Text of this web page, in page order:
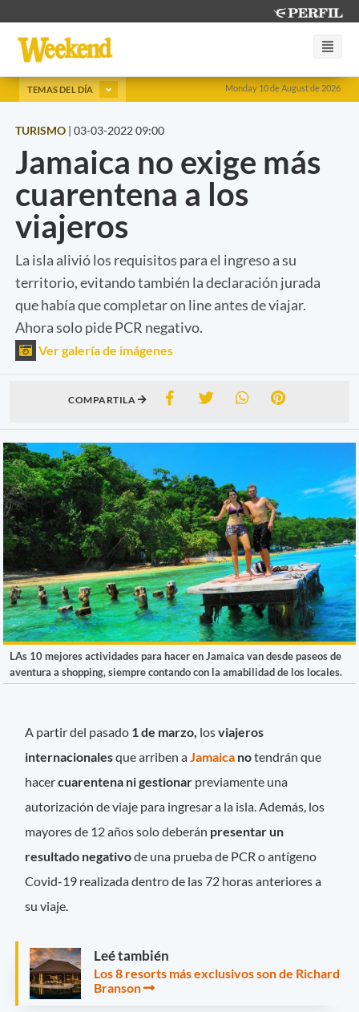
Monday 10 de August de 2026
TEMAS DEL DÍA
TURISMO | 03-03-2022 09:00
Jamaica no exige más
cuarentena a los
viajeros
La isla alivió los requisitos para el ingreso a su
territorio, evitando también la declaración jurada
que había que completar on line antes de viajar.
Ahora solo pide PCR negativo.
Ver galería de imágenes
COMPARTILA
LAs 10 mejores actividades para hacer en Jamaica van desde paseos de
aventura a shopping, siempre contando con la amabilidad de los locales.
A partir del pasado 1 de marzo, losviajeros
internacionalesque arriben a Jamaica notendrán que
hacercuarentena ni gestionar previamente una
autorización de viaje para ingresar a la isla. Además, los
mayores de 12 años solo deberán presentar un
resultado negativode una prueba de PCR o antígeno
Covid-19 realizada dentro de las 72 horas anteriores a
su viaje.
Leé también
Los 8 resorts más exclusivos son de Richard
Branson